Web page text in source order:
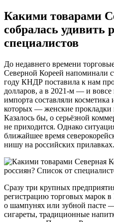
Какими товарами
собралась удивить
специалистов
До недавнего времени
Северной Кореей напоминали
году КНДР поставила к нам
долларов, а в 2021-м — и
импорта составляли
которых — женские прокладки
Казалось бы, о серьёзной
не приходится. Однако
ближайшее время
нишу на российских прилавках.
Сразу три крупных
регистрацию торговых марок
о шампунях или зубной пасте
сигареты, традиционные